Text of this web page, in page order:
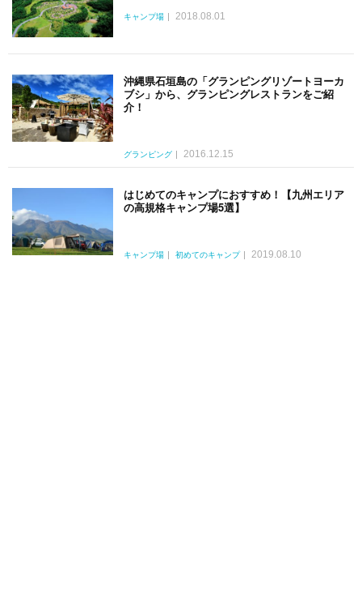
キャンプ場 2018.08.01
沖縄県石垣島の「グランピングリゾートヨーカ
ブシ」から、グランピングレストランをご紹
介！
グランピング 2016.12.15
はじめてのキャンプにおすすめ！【九州エリア
の高規格キャンプ場5選】
キャンプ場 初めてのキャンプ 2019.08.10